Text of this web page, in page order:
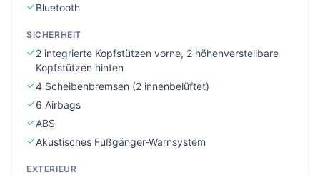
Bluetooth
SICHERHEIT
2 integrierte Kopfstützen vorne, 2 höhenverstellbare
Kopfstützen hinten
4 Scheibenbremsen (2 innenbelüftet)
6 Airbags
ABS
Akustisches Fußgänger-Warnsystem
EXTERIEUR